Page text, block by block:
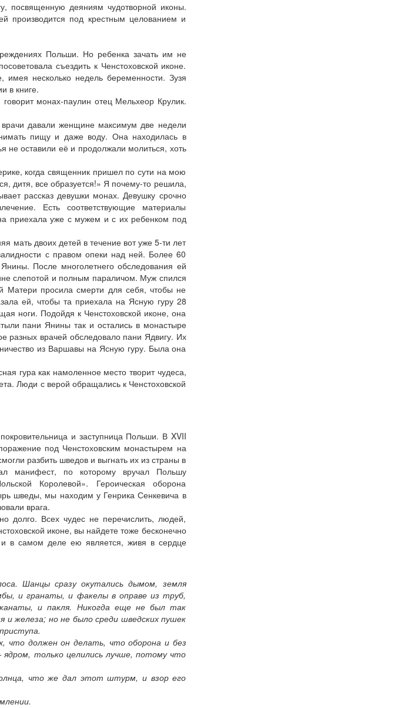
посвященную деяниям чудотворной иконы.
производится под крестным целованием и
Польши. Но ребенка зачать им не
съездить к Ченстоховской иконе.
несколько недель беременности. Зузя
в книге.
монах-паулин отец Мельхеор Крулик.
давали женщине максимум две недели
пищу и даже воду. Она находилась в
не оставили её и продолжали молиться, хоть
когда священник пришел по сути на мою
дитя, все образуется!» Я почему-то решила,
рассказ девушки монах. Девушку срочно
Есть соответствующие материалы
приехала уже с мужем и с их ребенком под
мать двоих детей в течение вот уже 5-ти лет
с правом опеки над ней. Более 60
После многолетнего обследования ей
слепотой и полным параличом. Муж спился
Матери просила смерти для себя, чтобы не
ей, чтобы та приехала на Ясную гуру 28
ноги. Подойдя к Ченстоховской иконе, она
пани Янины так и остались в монастыре
разных врачей обследовало пани Ядвигу. Их
из Варшавы на Ясную гуру. Была она
гура как намоленное место творит чудеса,
Люди с верой обращались к Ченстоховской
и заступница Польши. В XVII
под Ченстоховским монастырем на
разбить шведов и выгнать их из страны в
манифест, по которому вручал Польшу
Королевой». Героическая оборона
шведы, мы находим у Генрика Сенкевича в
врага.
долго. Всех чудес не перечислить, людей,
иконе, вы найдете тоже бесконечно
в самом деле ею является, живя в сердце
Шанцы сразу окутались дымом, земля
и гранаты, и факелы в оправе из труб,
и пакля. Никогда еще не был так
и железа; но не было среди шведских пушек
что должен он делать, что оборона и без
только целились лучше, потому что
что же дал этот штурм, и взор его